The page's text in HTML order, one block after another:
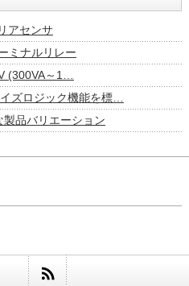
アセンサ
ミナルリレー
(300VA～1…
ズロジック機能を標…
品バリエーション